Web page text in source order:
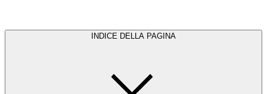
INDICE DELLA PAGINA